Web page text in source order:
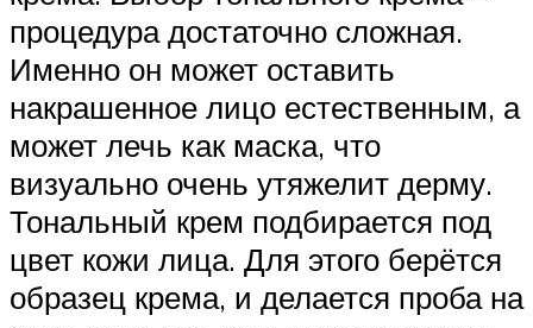
процедура достаточно сложная.
Именно он может оставить
накрашенное лицо естественным, а
может лечь как маска, что
визуально очень утяжелит дерму.
Тональный крем подбирается под
цвет кожи лица. Для этого берётся
образец крема, и делается проба на